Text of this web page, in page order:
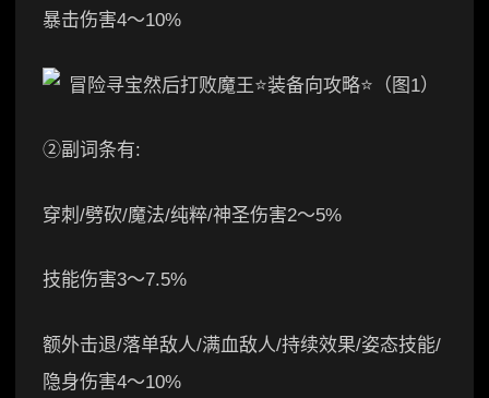
暴击伤害4～10%
②副词条有:
穿刺/劈砍/魔法/纯粹/神圣伤害2～5%
技能伤害3～7.5%
额外击退/落单敌人/满血敌人/持续效果/姿态技能/
隐身伤害4～10%